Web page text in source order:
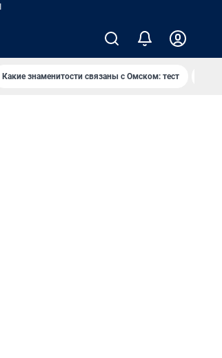
Какие знаменитости связаны с Омском: тест